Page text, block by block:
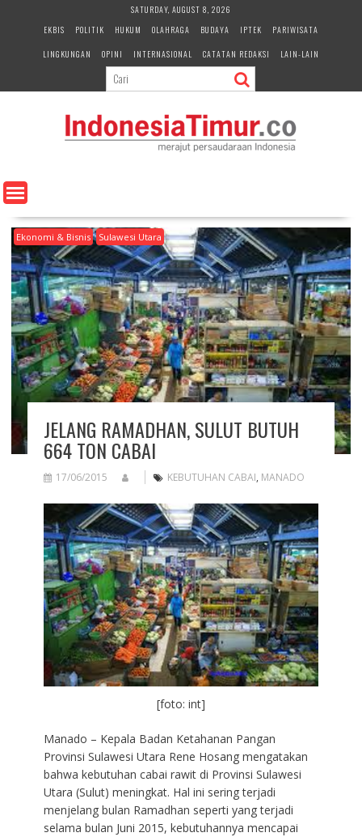
e
n
SATURDAY, AUGUST 8, 2026
EKBIS
POLITIK HUKUM OLAHRAGA BUDAYA IPTEK
PARIWISATA
LINGKUNGAN
OPINI INTERNASIONAL CATATAN REDAKSI LAIN-LAIN
Ekonomi & Bisnis Sulawesi Utara
JELANG RAMADHAN, SULUT BUTUH
664 TON CABAI
17/06/2015 KEBUTUHAN CABAI, MANADO
[foto: int]
Manado – Kepala Badan Ketahanan Pangan
Provinsi Sulawesi Utara Rene Hosang mengatakan
bahwa kebutuhan cabai rawit di Provinsi Sulawesi
Utara (Sulut) meningkat. Hal ini sering terjadi
menjelang bulan Ramadhan seperti yang terjadi
selama bulan Juni 2015, kebutuhannya mencapai